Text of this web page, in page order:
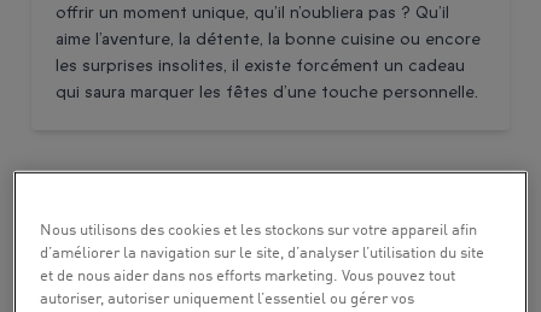
offrir un moment unique, qu’il n’oubliera pas ? Qu’il
aime l’aventure, la détente, la bonne cuisine ou encore
les surprises insolites, il existe forcément un cadeau
qui saura marquer les fêtes d’une touche personnelle.
Activités sensations fortes: pourquoi ne pas lui offrir
un saut en parachute, une initiation au parapente ou
encore un baptême de conduite sur circuit ?
Nous utilisons des cookies et les stockons sur votre appareil afin
d’améliorer la navigation sur le site, d’analyser l’utilisation du site
et de nous aider dans nos efforts marketing. Vous pouvez tout
autoriser, autoriser uniquement l’essentiel ou gérer vos